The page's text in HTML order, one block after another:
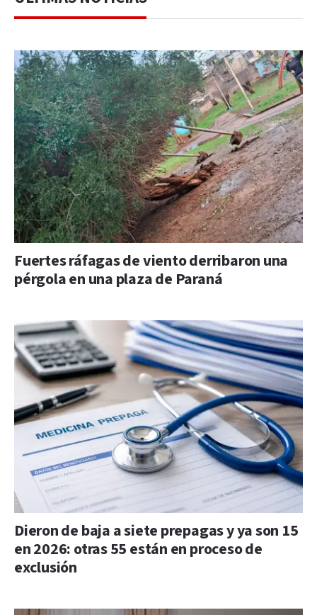
Fuertes ráfagas de viento derribaron una
pérgola en una plaza de Paraná
Dieron de baja a siete prepagas y ya son 15
en 2026: otras 55 están en proceso de
exclusión